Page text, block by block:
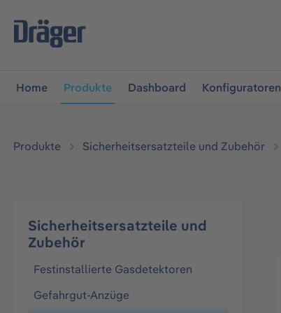
springen
Home Produkte Dashboard Konfiguratoren
Produkte Sicherheitsersatzteile und Zubehör
Sicherheitsersatzteile und
Zubehör
Festinstallierte Gasdetektoren
Gefahrgut-Anzüge